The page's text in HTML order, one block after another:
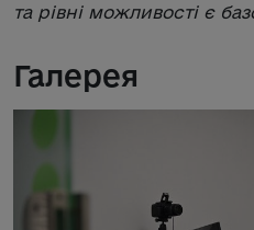
та рівні можливості є
Галерея